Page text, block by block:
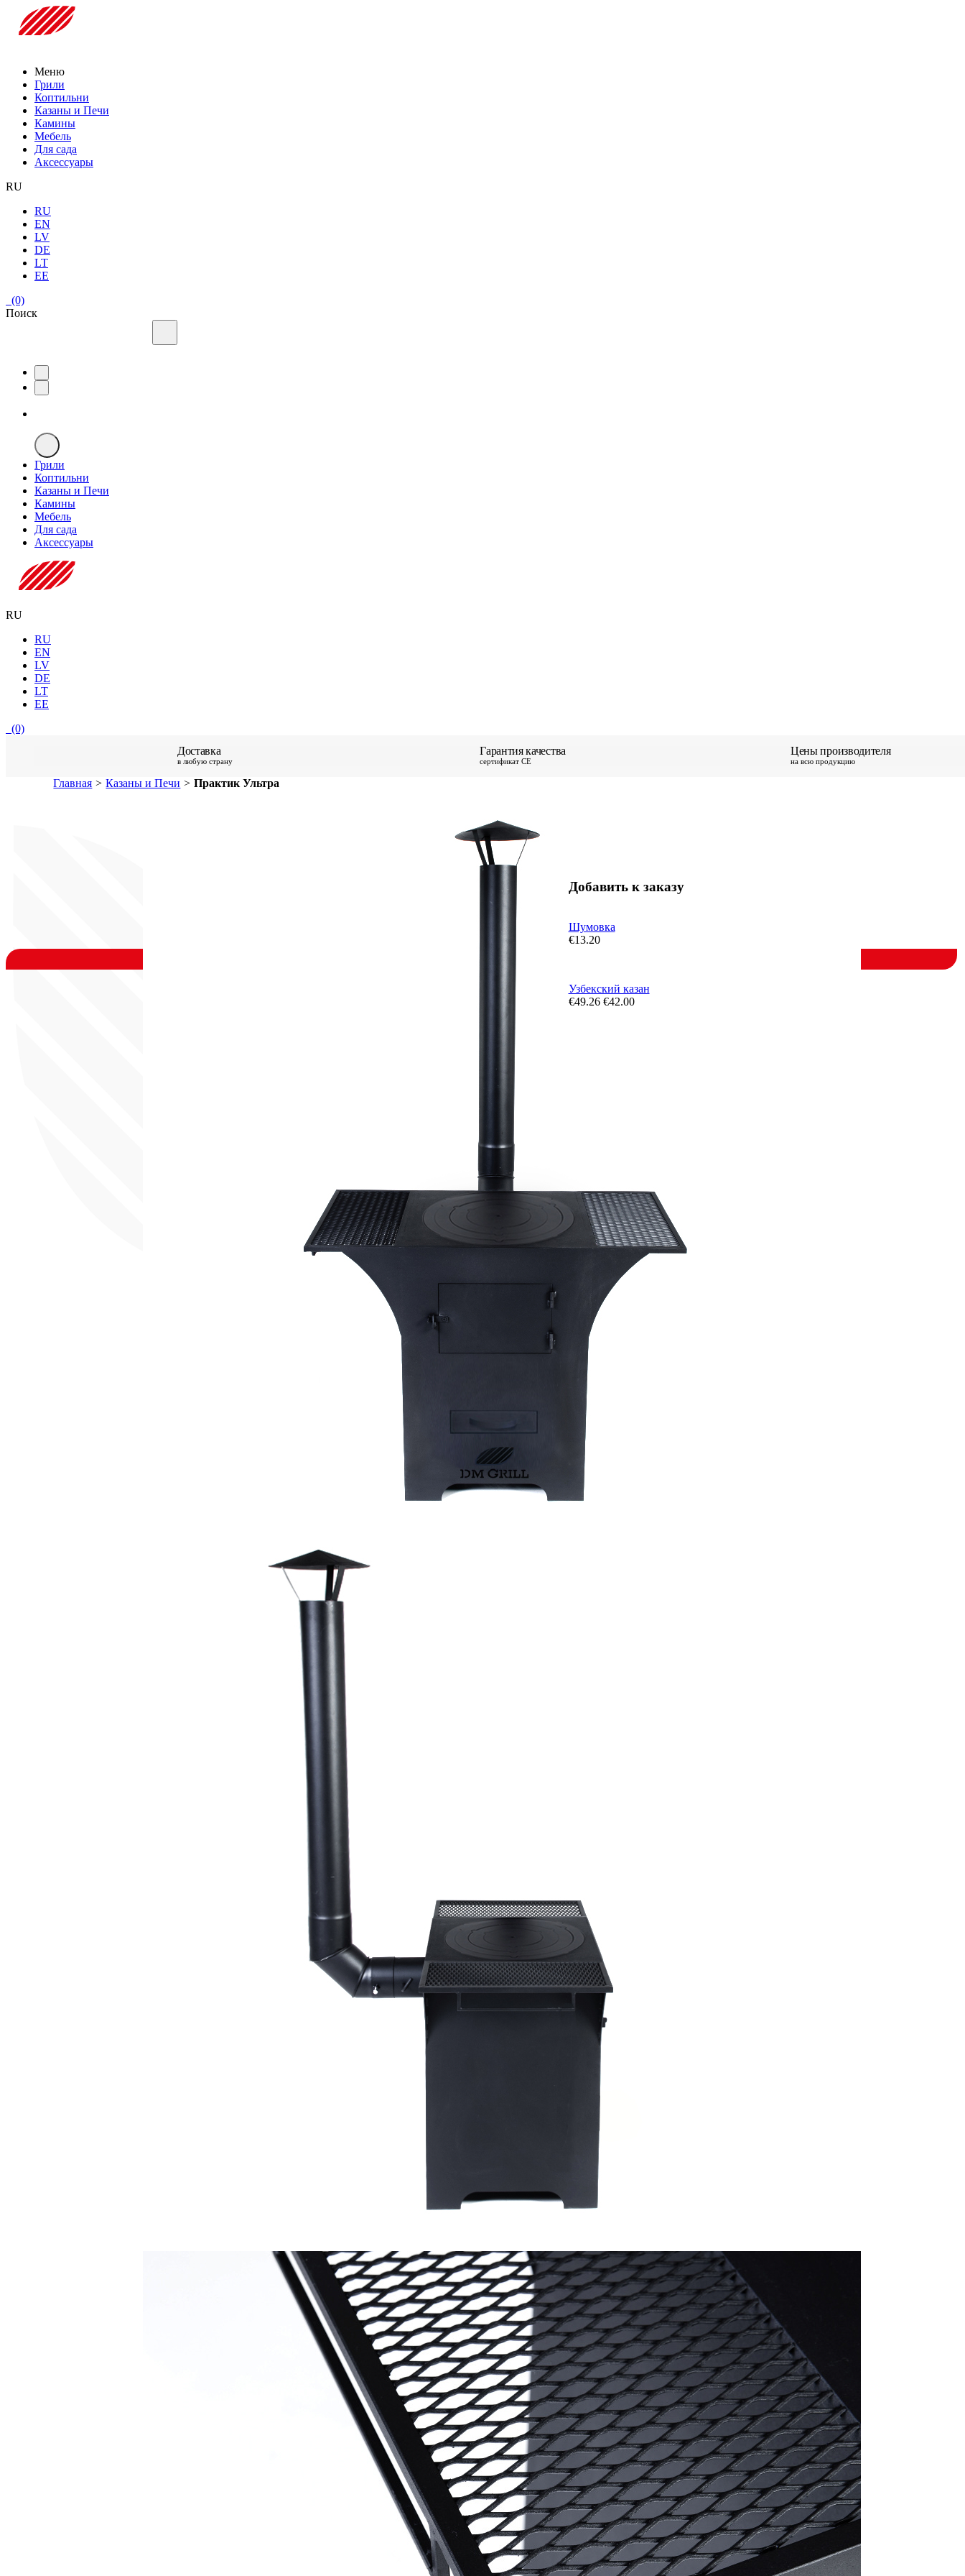
Меню
Грили
Коптильни
Казаны и Печи
Камины
Мебель
Для сада
Аксессуары
RU
RU
EN
LV
DE
LT
EE
(0)
Поиск
Грили
Коптильни
Казаны и Печи
Камины
Мебель
Для сада
Аксессуары
RU
RU
EN
LV
DE
LT
EE
(0)
Доставка
в любую страну
Гарантия качества
сертификат CE
Цены производителя
на всю продукцию
Главная > Казаны и Печи > Практик Ультра
Добавить к заказу
Шумовка
€13.20
Узбекский казан
€49.26 €42.00
Связаться с нами
+371 2971 4135, +371 29509500
info@dmgrill.com
Реквизиты
Dūmvadu meistars SIA
LV50003731161
Kaudzīšu 42, Rumbula, Latvija
Dūmvadu meistars SIA © 2019 - 2026.
All rights reserved.
Created with